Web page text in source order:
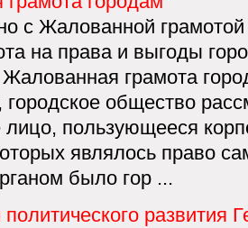
с Жалованной
на права и выгоды
грамота
городское общество
лицо, пользующееся
являлось право
было гор ...
развития